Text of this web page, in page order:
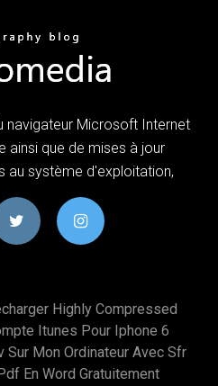
navigateur Microsoft Internet
ainsi que de mises à jour
au système d'exploitation,
Highly Compressed
Itunes Pour Iphone 6
Sur Mon Ordinateur Avec Sfr
En Word Gratuitement